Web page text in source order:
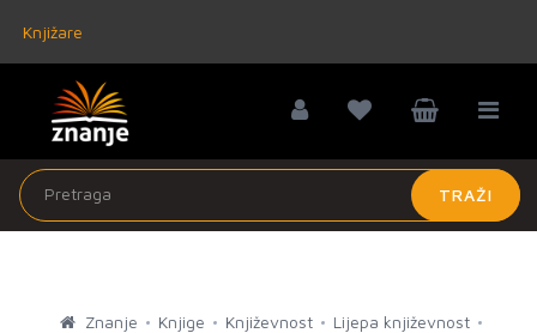
Knjižare
TRAŽI
Znanje Knjige Književnost Lijepa književnost